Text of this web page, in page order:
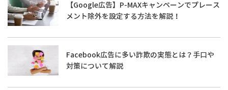
【Google広告】P-MAXキャンペーンでプレース
メント除外を設定する方法を解説！
Facebook広告に多い詐欺の実態とは？手口や
対策について解説